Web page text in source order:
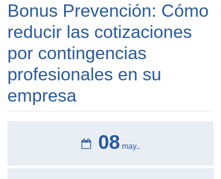
Bonus Prevención: Cómo
reducir las cotizaciones
por contingencias
profesionales en su
empresa
08 may..